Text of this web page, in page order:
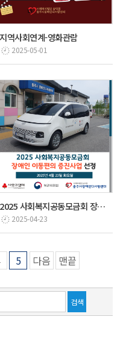
지역사회연계-영화관람
2025-05-01
2025 사회복지공동모금회 장애인 이동편의 증진사업 선…
2025-04-23
5 다음 맨끝